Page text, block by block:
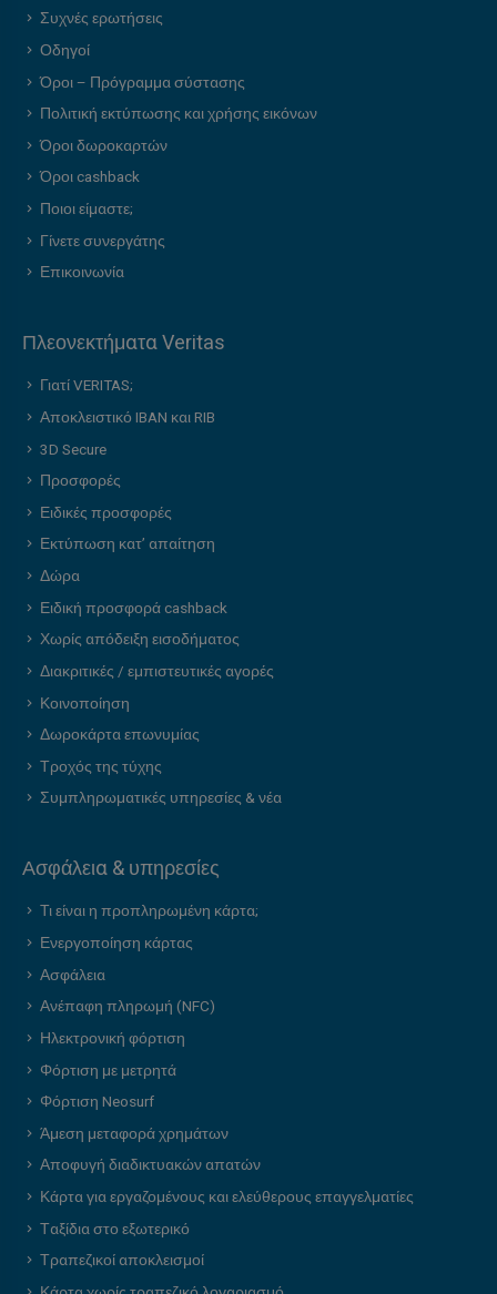
Συχνές ερωτήσεις
Οδηγοί
Όροι – Πρόγραμμα σύστασης
Πολιτική εκτύπωσης και χρήσης εικόνων
Όροι δωροκαρτών
Όροι cashback
Ποιοι είμαστε;
Γίνετε συνεργάτης
Επικοινωνία
Πλεονεκτήματα Veritas
Γιατί VERITAS;
Αποκλειστικό IBAN και RIB
3D Secure
Προσφορές
Ειδικές προσφορές
Εκτύπωση κατ’ απαίτηση
Δώρα
Ειδική προσφορά cashback
Χωρίς απόδειξη εισοδήματος
Διακριτικές / εμπιστευτικές αγορές
Κοινοποίηση
Δωροκάρτα επωνυμίας
Τροχός της τύχης
Συμπληρωματικές υπηρεσίες & νέα
Ασφάλεια & υπηρεσίες
Τι είναι η προπληρωμένη κάρτα;
Ενεργοποίηση κάρτας
Ασφάλεια
Ανέπαφη πληρωμή (NFC)
Ηλεκτρονική φόρτιση
Φόρτιση με μετρητά
Φόρτιση Neosurf
Άμεση μεταφορά χρημάτων
Αποφυγή διαδικτυακών απατών
Κάρτα για εργαζομένους και ελεύθερους επαγγελματίες
Ταξίδια στο εξωτερικό
Τραπεζικοί αποκλεισμοί